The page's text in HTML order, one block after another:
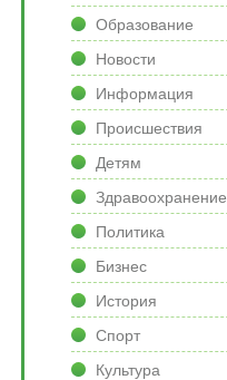
Образование
Новости
Информация
Происшествия
Детям
Здравоохранение
Политика
Бизнес
История
Спорт
Культура